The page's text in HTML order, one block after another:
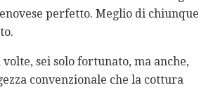
perfetto. Meglio di chiunque
sei solo fortunato, ma anche,
convenzionale che la cottura